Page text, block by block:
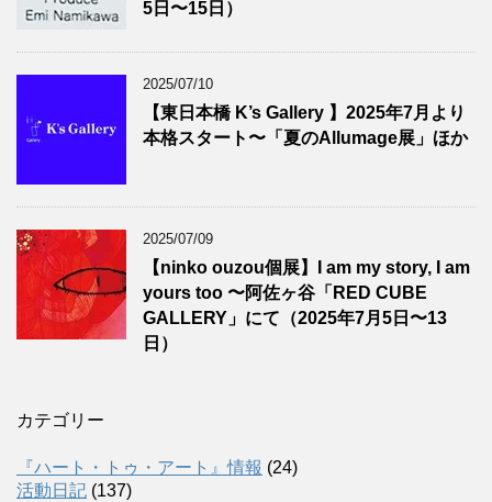
5日〜15日）
2025/07/10
【東日本橋 K’s Gallery 】2025年7月より
本格スタート〜「夏のAllumage展」ほか
2025/07/09
【ninko ouzou個展】I am my story, I am
yours too 〜阿佐ヶ谷「RED CUBE
GALLERY」にて（2025年7月5日〜13
日）
カテゴリー
『ハート・トゥ・アート』情報 (24)
活動日記 (137)